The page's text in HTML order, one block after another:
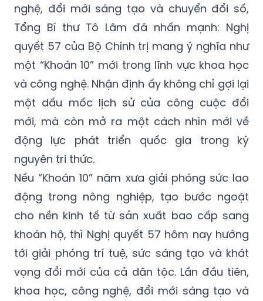
nghệ, đổi mới sáng tạo và chuyển đổi số,
Tổng Bí thư Tô Lâm đã nhấn mạnh: Nghị
quyết 57 của Bộ Chính trị mang ý nghĩa như
một “Khoán 10” mới trong lĩnh vực khoa học
và công nghệ. Nhận định ấy không chỉ gợi lại
một dấu mốc lịch sử của công cuộc đổi
mới, mà còn mở ra một cách nhìn mới về
động lực phát triển quốc gia trong kỷ
nguyên tri thức.
Nếu “Khoán 10” năm xưa giải phóng sức lao
động trong nông nghiệp, tạo bước ngoặt
cho nền kinh tế từ sản xuất bao cấp sang
khoán hộ, thì Nghị quyết 57 hôm nay hướng
tới giải phóng trí tuệ, sức sáng tạo và khát
vọng đổi mới của cả dân tộc. Lần đầu tiên,
khoa học, công nghệ, đổi mới sáng tạo và